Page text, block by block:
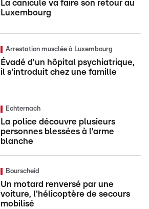
La canicule va faire son retour au
Luxembourg
Arrestation musclée à Luxembourg
Évadé d'un hôpital psychiatrique,
il s'introduit chez une famille
Echternach
La police découvre plusieurs
personnes blessées à l'arme
blanche
Bourscheid
Un motard renversé par une
voiture, l'hélicoptère de secours
mobilisé